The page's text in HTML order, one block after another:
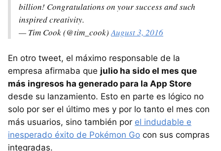
billion! Congratulations on your success and such
inspired creativity.
— Tim Cook (@tim_cook)August 3, 2016
En otro tweet, el máximo responsable de la
empresa afirmaba que julio ha sido el mes que
más ingresos ha generado para la App Store
desde su lanzamiento. Esto en parte es lógico no
solo por ser el último mes y por lo tanto el mes con
más usuarios, sino también por el indudable e
inesperado éxito de Pokémon Go con sus compras
integradas.